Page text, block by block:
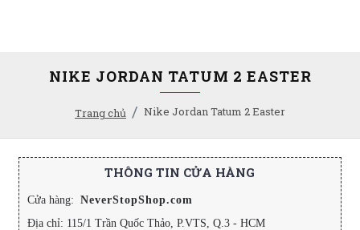
Trang chủ Nike Jordan Tatum 2 Easter
NIKE JORDAN TATUM 2 EASTER
THÔNG TIN CỬA HÀNG
Cửa hàng: NeverStopShop.com
Địa chỉ: 115/1 Trần Quốc Thảo, P.VTS, Q.3 - HCM